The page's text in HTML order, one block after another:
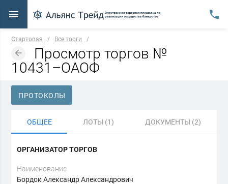
Стартовая / Все торги /
Просмотр торгов №
10431–ОАОФ
ПРОТОКОЛЫ
ОБЩЕЕ ЛОТЫ (1) ДОКУМЕНТЫ (2)
ОРГАНИЗАТОР ТОРГОВ
Наименование
Бордок Александр Александрович